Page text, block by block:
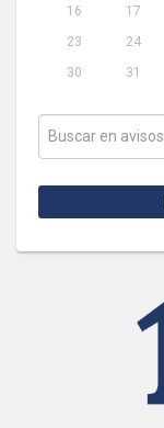
16
17
23
24
30
31